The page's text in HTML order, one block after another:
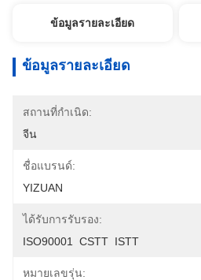
ข้อมูลรายละเอียด
ข้อมูลรายละเอียด
สถานที่กำเนิด:
จีน
ชื่อแบรนด์:
YIZUAN
ได้รับการรับรอง:
ISO90001  CSTT  ISTT
หมายเลขรุ่น: